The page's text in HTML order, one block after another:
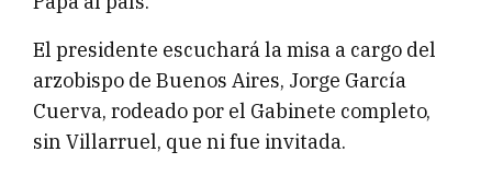
El presidente escuchará la misa a cargo del
arzobispo de Buenos Aires, Jorge García
Cuerva, rodeado por el Gabinete completo,
sin Villarruel, que ni fue invitada.